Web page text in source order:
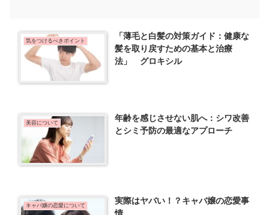
気をつけるべきポイント
「薄毛と白髪の対策ガイド：健康な
髪を取り戻すための基本と治療
法」 グロキシル
美容について
年齢を感じさせない肌へ：シワ改善
とシミ予防の最適なアプローチ
キャバ嬢の恋愛について
実際はヤバい！？キャバ嬢の恋愛事